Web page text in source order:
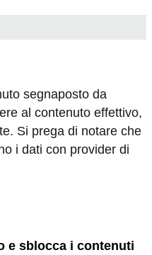
segnaposto da
al contenuto effettivo,
Si prega di notare che
i dati con provider di
e sblocca i contenuti